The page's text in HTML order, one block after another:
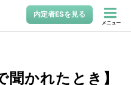
内定者ESを見る
メニュー
聞かれたとき】